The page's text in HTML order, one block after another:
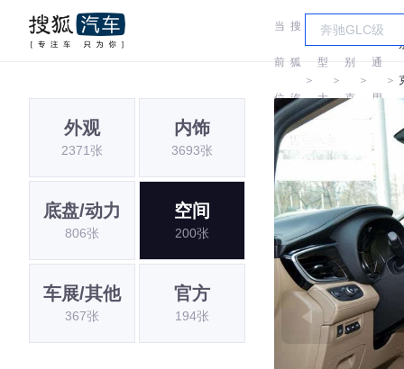
当
前
位
置:
搜
狐
汽
车
＞
车
型
大
＞
别
克
＞
汽
通
用
＞
外观
2371张
内饰
3693张
底盘/动力
806张
空间
200张
车展/其他
367张
官方
194张